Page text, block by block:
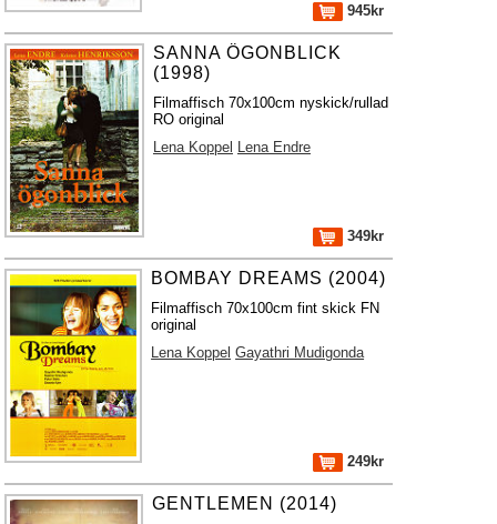
945kr
SANNA ÖGONBLICK
(1998)
Filmaffisch 70x100cm nyskick/rullad
RO original
Lena Koppel Lena Endre
349kr
BOMBAY DREAMS (2004)
Filmaffisch 70x100cm fint skick FN
original
Lena Koppel Gayathri Mudigonda
249kr
GENTLEMEN (2014)